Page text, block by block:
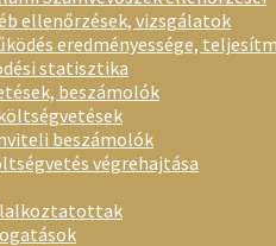
ellenőrzések, vizsgálatok
eredményessége,
statisztika
beszámolók
beszámolók
végrehajtása